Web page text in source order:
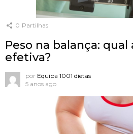
0 Partilhas
Peso na balança: qual
efetiva?
por Equipa 1001 dietas
5 anos ago